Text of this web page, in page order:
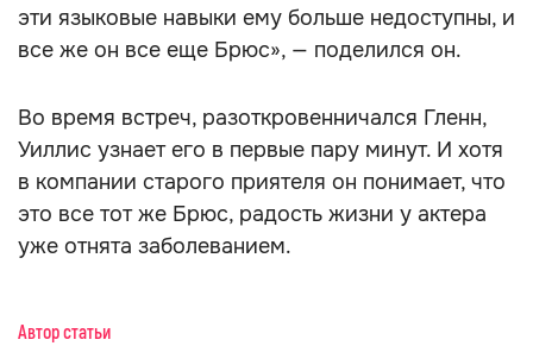
эти языковые навыки ему больше недоступны, и
все же он все еще Брюс», — поделился он.
Во время встреч, разоткровенничался Гленн,
Уиллис узнает его в первые пару минут. И хотя
в компании старого приятеля он понимает, что
это все тот же Брюс, радость жизни у актера
уже отнята заболеванием.
Автор статьи